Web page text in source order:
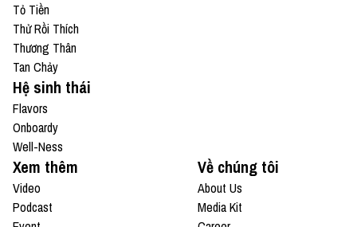
Tỏ Tiền
Thử Rồi Thích
Thương Thân
Tan Chảy
Hệ sinh thái
Flavors
Onboardy
Well-Ness
Xem thêm
Video
Podcast
Về chúng tôi
About Us
Media Kit